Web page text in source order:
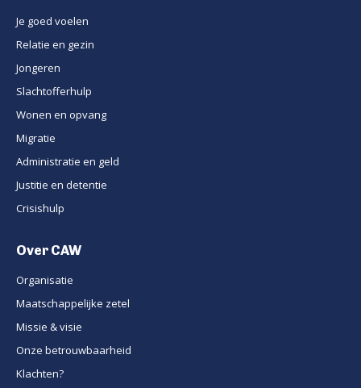
Je goed voelen
Relatie en gezin
Jongeren
Slachtofferhulp
Wonen en opvang
Migratie
Administratie en geld
Justitie en detentie
Crisishulp
Over CAW
Organisatie
Maatschappelijke zetel
Missie & visie
Onze betrouwbaarheid
Klachten?